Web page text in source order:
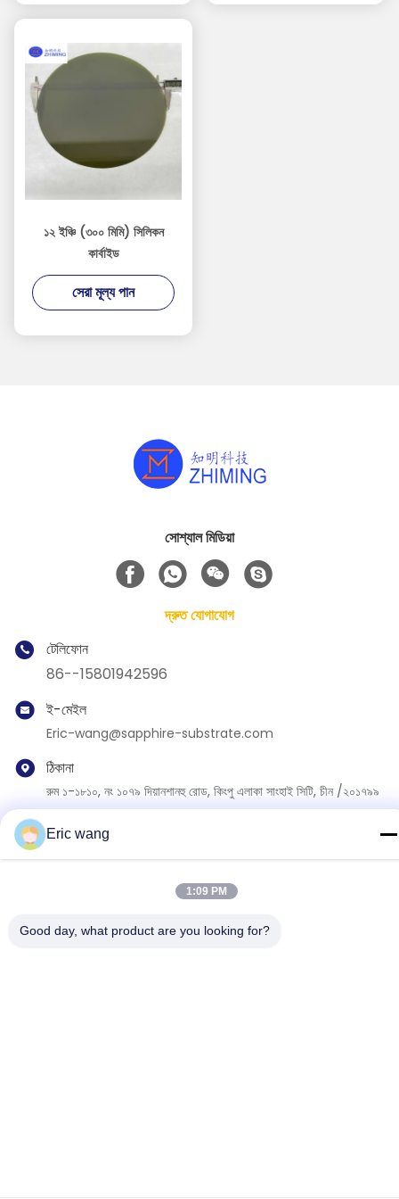
১২ ইঞ্চি (৩০০ মিমি) সিলিকন
কার্বাইড
সেরা মূল্য পান
সোশ্যাল মিডিয়া
দ্রুত যোগাযোগ
টেলিফোন
86--15801942596
ই-মেইল
Eric-wang@sapphire-substrate.com
ঠিকানা
রুম ১-১৮১০, নং ১০৭৯ দিয়ানশানহু রোড, কিংপু এলাকা সাংহাই সিটি, চীন /২০১৭৯৯
চীন ভাল মানের নীলকান্তমণি স্তর সরবরাহকারী. কপিরাইট © 2019-2026
SHANGHAI FAMOUS TRADE CO.,LTD . সমস্ত অধিকার সংরক্ষিত.
Eric wang
1:09 PM
Good day, what product are you looking for?